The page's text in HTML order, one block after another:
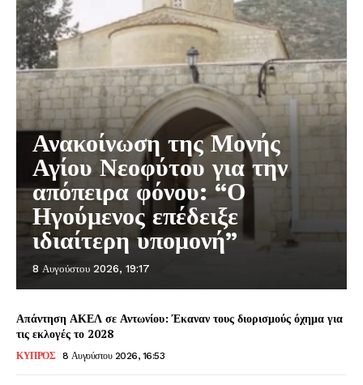
Ανακοίνωση της Μονής
Αγίου Νεοφύτου για την
απόπειρα φόνου: “Ο
Ηγούμενος επέδειξε
ιδιαίτερη υπομονή”
8 Αυγούστου 2026, 19:17
Απάντηση ΑΚΕΛ σε Αντωνίου: Έκαναν τους διορισμούς όχημα για
τις εκλογές το 2028
ΚΥΠΡΟΣ 8 Αυγούστου 2026, 16:53